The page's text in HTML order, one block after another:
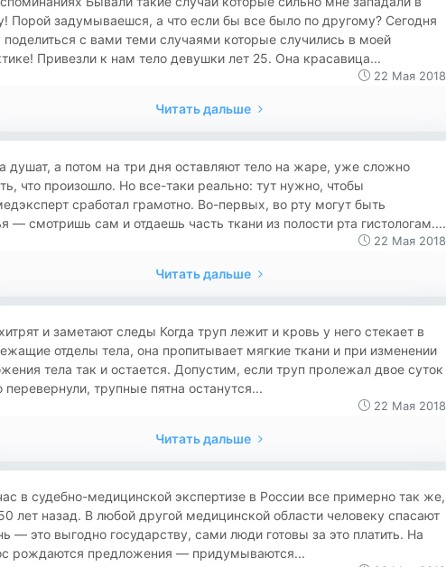
Порой задумываешся, а что если бы все было по другому? Сегодня
поделиться с вами теми случаями которые случились в моей
Привезли к нам тело девушки лет 25. Она красавица...
22 Мая 2018
Читать дальше
душат, а потом на три дня оставляют тело на жаре, уже сложно
что произошло. Но все-таки реально: тут нужно, чтобы
сработал грамотно. Во-первых, во рту могут быть
— смотришь сам и отдаешь часть ткани из полости рта гистологам....
22 Мая 2018
Читать дальше
и заметают следы Когда труп лежит и кровь у него стекает в
отделы тела, она пропитывает мягкие ткани и при изменении
тела так и остается. Допустим, если труп пролежал двое суток
перевернули, трупные пятна останутся...
22 Мая 2018
Читать дальше
в судебно-медицинской экспертизе в России все примерно так же,
лет назад. В любой другой медицинской области человеку спасают
— это выгодно государству, сами люди готовы за это платить. На
рождаются предложения — придумываются...